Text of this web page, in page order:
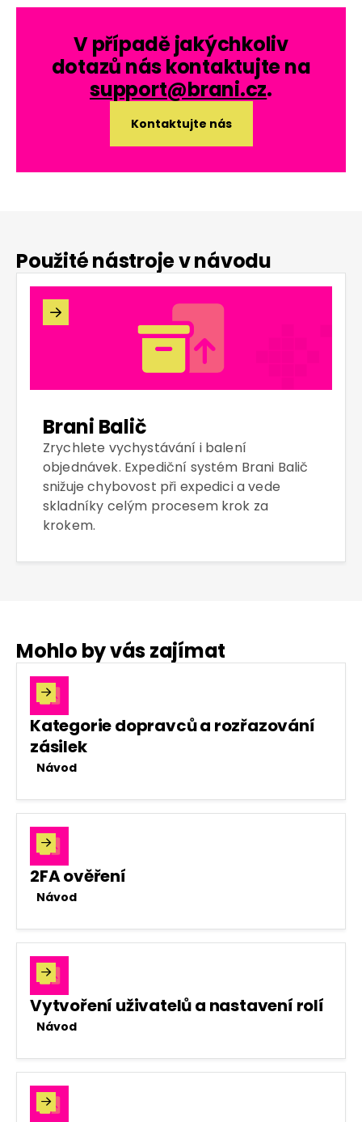
V případě jakýchkoliv
dotazů nás kontaktujte na
support@brani.cz.
Kontaktujte nás
Použité nástroje v návodu

Brani Balič
Zrychlete vychystávání i balení
objednávek. Expediční systém Brani Balič
snižuje chybovost při expedici a vede
skladníky celým procesem krok za
krokem.
Mohlo by vás zajímat
Kategorie dopravců a rozřazování
zásilek
Návod

2FA ověření
Návod

Vytvoření uživatelů a nastavení rolí
Návod

